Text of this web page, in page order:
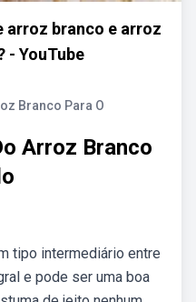
arroz branco e arroz
- YouTube
Branco Para O
Arroz Branco
tipo intermediário entre
e pode ser uma boa